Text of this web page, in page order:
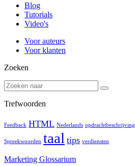
Blog
Tutorials
Video's
Voor auteurs
Voor klanten
Zoeken
Trefwoorden
Feedback HTML Nederlands opdrachtbeschrijving
Spreekwoorden taal tips verdiensten
Marketing Glossarium